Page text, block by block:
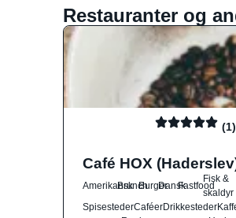
Restauranter og
(1)
Café HOX
AmerikanskBrunchBurgerDanskFastfood
Fisk &
skaldyr
SpisestederCaféerDrikkesteder